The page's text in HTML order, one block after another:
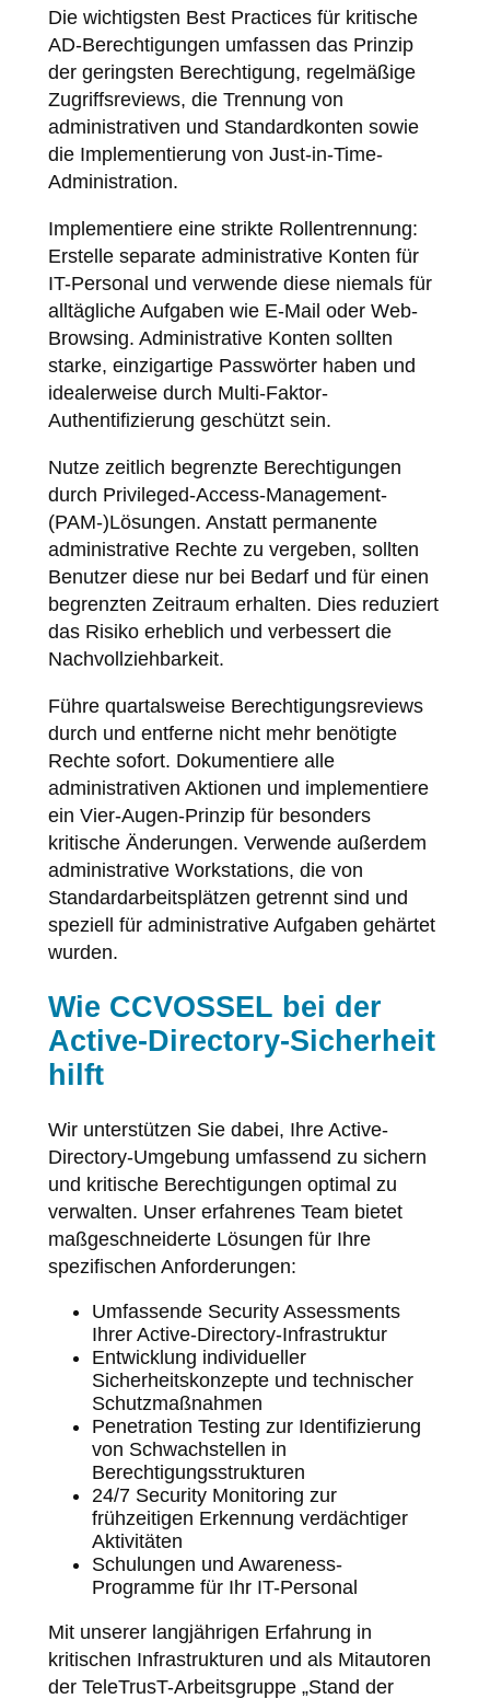
Die wichtigsten Best Practices für kritische
AD-Berechtigungen umfassen das Prinzip
der geringsten Berechtigung, regelmäßige
Zugriffsreviews, die Trennung von
administrativen und Standardkonten sowie
die Implementierung von Just-in-Time-
Administration.
Implementiere eine strikte Rollentrennung:
Erstelle separate administrative Konten für
IT-Personal und verwende diese niemals für
alltägliche Aufgaben wie E-Mail oder Web-
Browsing. Administrative Konten sollten
starke, einzigartige Passwörter haben und
idealerweise durch Multi-Faktor-
Authentifizierung geschützt sein.
Nutze zeitlich begrenzte Berechtigungen
durch Privileged-Access-Management-
(PAM-)Lösungen. Anstatt permanente
administrative Rechte zu vergeben, sollten
Benutzer diese nur bei Bedarf und für einen
begrenzten Zeitraum erhalten. Dies reduziert
das Risiko erheblich und verbessert die
Nachvollziehbarkeit.
Führe quartalsweise Berechtigungsreviews
durch und entferne nicht mehr benötigte
Rechte sofort. Dokumentiere alle
administrativen Aktionen und implementiere
ein Vier-Augen-Prinzip für besonders
kritische Änderungen. Verwende außerdem
administrative Workstations, die von
Standardarbeitsplätzen getrennt sind und
speziell für administrative Aufgaben gehärtet
wurden.
Wie CCVOSSEL bei der
Active-Directory-Sicherheit
hilft
Wir unterstützen Sie dabei, Ihre Active-
Directory-Umgebung umfassend zu sichern
und kritische Berechtigungen optimal zu
verwalten. Unser erfahrenes Team bietet
maßgeschneiderte Lösungen für Ihre
spezifischen Anforderungen:
Umfassende Security Assessments
Ihrer Active-Directory-Infrastruktur
Entwicklung individueller
Sicherheitskonzepte und technischer
Schutzmaßnahmen
Penetration Testing zur Identifizierung
von Schwachstellen in
Berechtigungsstrukturen
24/7 Security Monitoring zur
frühzeitigen Erkennung verdächtiger
Aktivitäten
Schulungen und Awareness-
Programme für Ihr IT-Personal
Mit unserer langjährigen Erfahrung in
kritischen Infrastrukturen und als Mitautoren
der TeleTrusT-Arbeitsgruppe „Stand der